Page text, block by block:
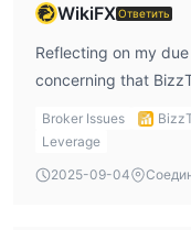
WikiFXОтветить
Reflecting on my
concerning that
information about
available on their
clarity regarding
Broker Issues
Leverage
2025-09-04